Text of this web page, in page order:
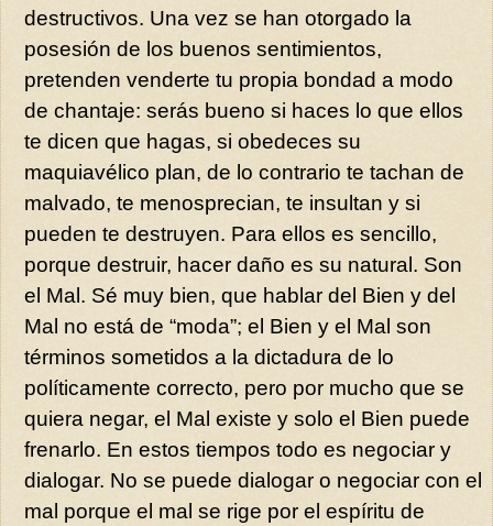
destructivos. Una vez se han otorgado la
posesión de los buenos sentimientos,
pretenden venderte tu propia bondad a modo
de chantaje: serás bueno si haces lo que ellos
te dicen que hagas, si obedeces su
maquiavélico plan, de lo contrario te tachan de
malvado, te menosprecian, te insultan y si
pueden te destruyen. Para ellos es sencillo,
porque destruir, hacer daño es su natural. Son
el Mal. Sé muy bien, que hablar del Bien y del
Mal no está de “moda”; el Bien y el Mal son
términos sometidos a la dictadura de lo
políticamente correcto, pero por mucho que se
quiera negar, el Mal existe y solo el Bien puede
frenarlo. En estos tiempos todo es negociar y
dialogar. No se puede dialogar o negociar con el
mal porque el mal se rige por el espíritu de